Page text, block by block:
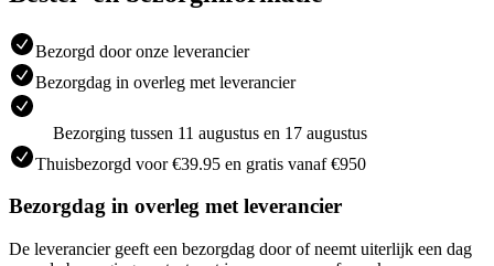
Bezorgd door onze leverancier
Bezorgdag in overleg met leverancier
Bezorging tussen 11 augustus en 17 augustus
Thuisbezorgd voor €39.95 en gratis vanaf €950
Bezorgdag in overleg met leverancier
De leverancier geeft een bezorgdag door of neemt uiterlijk een dag